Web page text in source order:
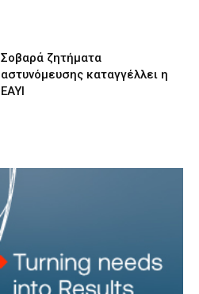
Σοβαρά ζητήματα
αστυνόμευσης καταγγέλλει η
ΕΑΥΙ